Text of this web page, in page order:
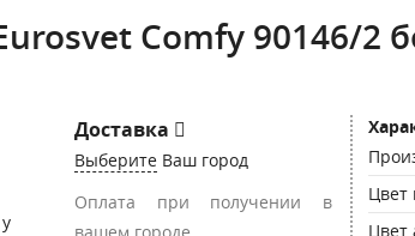
Comfy 90146/2
Доставка
Выберите Ваш город
Оплата при получении в
Цвет
Цвет